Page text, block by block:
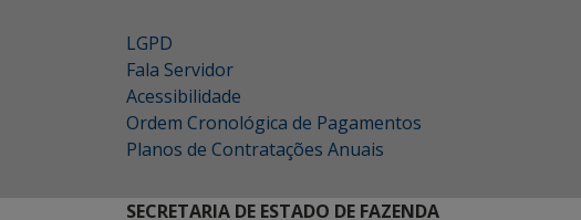
LGPD
Fala Servidor
Acessibilidade
Ordem Cronológica de Pagamentos
Planos de Contratações Anuais
SECRETARIA DE ESTADO DE FAZENDA